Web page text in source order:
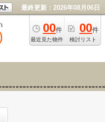
最終更新：2026年08月06日
00件
最近見た物件
00件
検討リスト